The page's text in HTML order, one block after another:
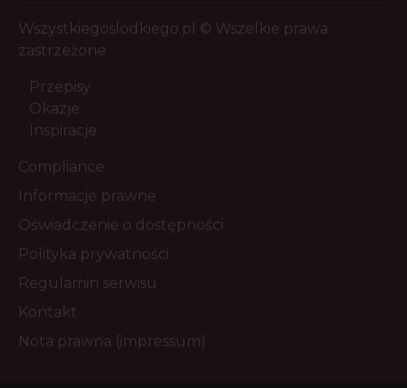
Wszystkiegoslodkiego.pl © Wszelkie prawa
zastrzeżone
Przepisy
Okazje
Inspiracje
Compliance
Informacje prawne
Oświadczenie o dostępności
Polityka prywatności
Regulamin serwisu
Kontakt
Nota prawna (impressum)